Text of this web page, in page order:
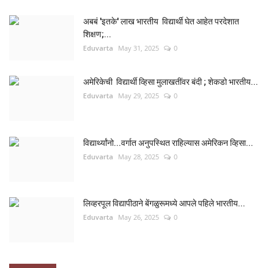
अबबं 'इतके' लाख भारतीय विद्यार्थी घेत आहेत परदेशात
शिक्षण;...
Eduvarta May 31, 2025 0
अमेरिकेची विद्यार्थी व्हिसा मुलाखतींवर बंदी ; शेकडो भारतीय...
Eduvarta May 29, 2025 0
विद्यार्थ्यांनो...वर्गात अनुपस्थित राहिल्यास अमेरिकन व्हिसा...
Eduvarta May 28, 2025 0
लिव्हरपूल विद्यापीठाने बेंगळुरूमध्ये आपले पहिले भारतीय...
Eduvarta May 26, 2025 0